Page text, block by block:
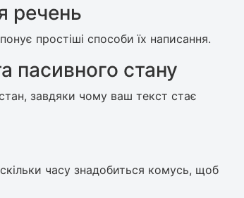
речень
простіші способи їх написання.
пасивного стану
завдяки чому ваш текст стає
часу знадобиться комусь, щоб